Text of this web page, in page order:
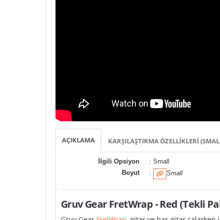
AÇIKLAMA KARŞILAŞTIRMA ÖZELLIKLERI
İlgili Opsiyon
: Small
Boyut
: Small
Gruv GearFretWrap- Red (Tekli